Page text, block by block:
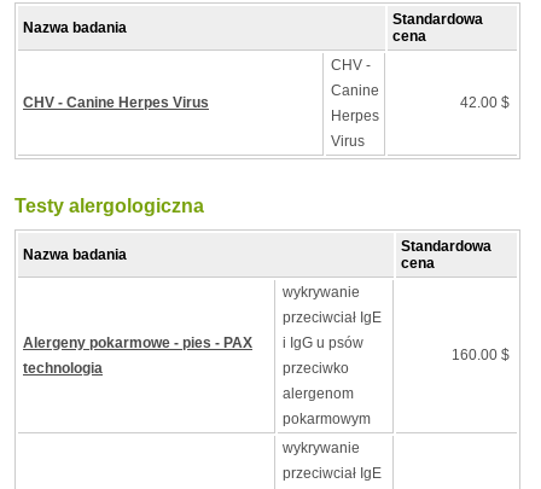
Nazwa badania
Standardowa
cena
CHV - Canine Herpes Virus
CHV -
Canine
Herpes
Virus
42.00 $
Testy alergologiczna
Nazwa badania
Standardowa
cena
Alergeny pokarmowe - pies - PAX
technologia
wykrywanie
przeciwciał IgE
i IgG u psów
przeciwko
alergenom
pokarmowym
160.00 $
wykrywanie
przeciwciał IgE